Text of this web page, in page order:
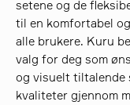
setene og de
til en komfortabel
alle brukere. Kuru
valg for deg som
og visuelt tiltalende
kvaliteter gjennom